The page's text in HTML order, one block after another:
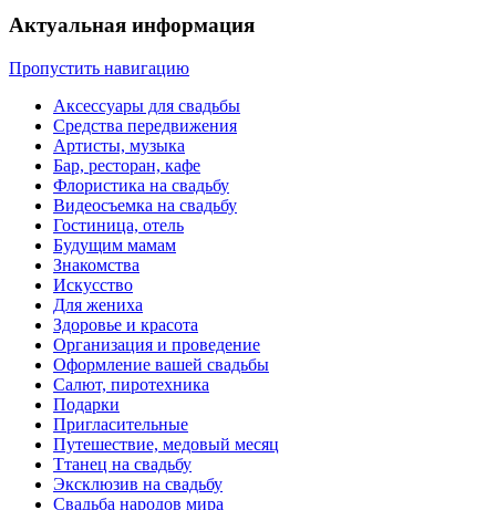
Актуальная информация
Пропустить навигацию
Аксессуары для свадьбы
Средства передвижения
Артисты, музыка
Бар, ресторан, кафе
Флористика на свадьбу
Видеосъемка на свадьбу
Гостиница, отель
Будущим мамам
Знакомства
Искусство
Для жениха
Здоровье и красота
Организация и проведение
Оформление вашей свадьбы
Салют, пиротехника
Подарки
Пригласительные
Путешествие, медовый месяц
Ттанец на свадьбу
Эксклюзив на свадьбу
Свадьба народов мира